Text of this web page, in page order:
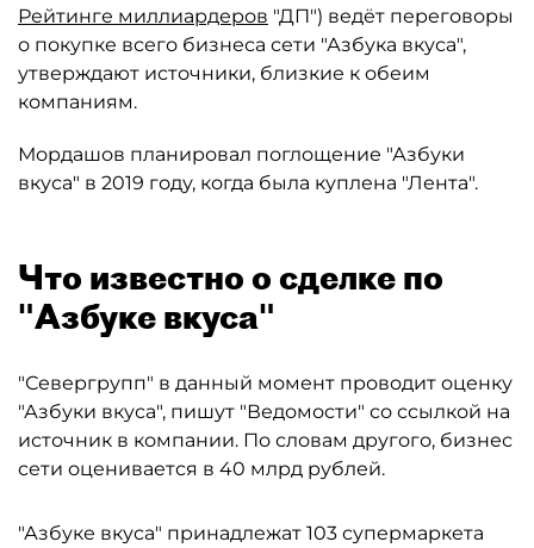
Рейтинге миллиардеров "ДП") ведёт переговоры
о покупке всего бизнеса сети "Азбука вкуса",
утверждают источники, близкие к обеим
компаниям.
Мордашов планировал поглощение "Азбуки
вкуса" в 2019 году, когда была куплена "Лента".
Что известно о сделке по
"Азбуке вкуса"
"Севергрупп" в данный момент проводит оценку
"Азбуки вкуса", пишут "Ведомости" со ссылкой на
источник в компании. По словам другого, бизнес
сети оценивается в 40 млрд рублей.
"Азбуке вкуса" принадлежат 103 супермаркета